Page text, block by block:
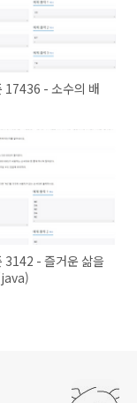
17436 - 소수의 배
3142 - 즐거운 삶을